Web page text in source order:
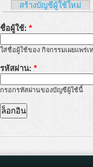
สร้างบัญชีผู้ใช้ใหม่
ชื่อผู้ใช้: *
ใส่ชื่อผู้ใช้ของ กิจกรรมเผยแพร่
รหัสผ่าน: *
กรอกรหัสผ่านของบัญชีผู้ใช้นี้